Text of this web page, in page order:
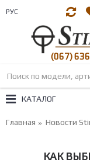
РУС
(067)
КАТАЛОГ
Главная Новости
КАК